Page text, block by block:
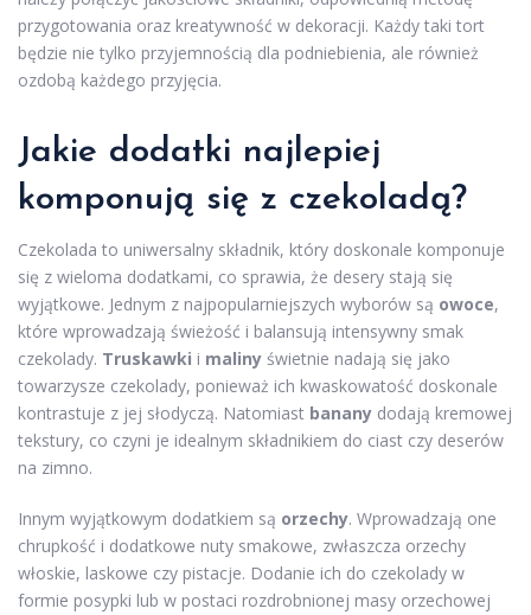
przygotowania oraz kreatywność w dekoracji. Każdy taki tort
będzie nie tylko przyjemnością dla podniebienia, ale również
ozdobą każdego przyjęcia.
Jakie dodatki najlepiej
komponują się z czekoladą?
Czekolada to uniwersalny składnik, który doskonale komponuje
się z wieloma dodatkami, co sprawia, że desery stają się
wyjątkowe. Jednym z najpopularniejszych wyborów są owoce,
które wprowadzają świeżość i balansują intensywny smak
czekolady. Truskawki i maliny świetnie nadają się jako
towarzysze czekolady, ponieważ ich kwaskowatość doskonale
kontrastuje z jej słodyczą. Natomiast banany dodają kremowej
tekstury, co czyni je idealnym składnikiem do ciast czy deserów
na zimno.
Innym wyjątkowym dodatkiem są orzechy. Wprowadzają one
chrupkość i dodatkowe nuty smakowe, zwłaszcza orzechy
włoskie, laskowe czy pistacje. Dodanie ich do czekolady w
formie posypki lub w postaci rozdrobnionej masy orzechowej